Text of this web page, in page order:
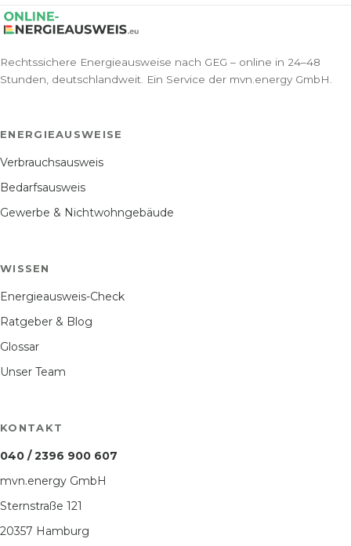
Rechtssichere Energieausweise nach GEG – online in 24–48
Stunden, deutschlandweit. Ein Service der mvn.energy GmbH.
ENERGIEAUSWEISE
Verbrauchsausweis
Bedarfsausweis
Gewerbe & Nichtwohngebäude
WISSEN
Energieausweis-Check
Ratgeber & Blog
Glossar
Unser Team
KONTAKT
040 / 2396 900 607
mvn.energy GmbH
Sternstraße 121
20357 Hamburg